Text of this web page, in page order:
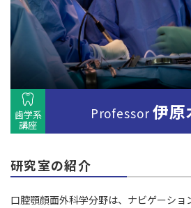
歯学系
講座
Professor伊原
研究室の紹介
口腔顎顔面外科学分野は、ナビゲーショ